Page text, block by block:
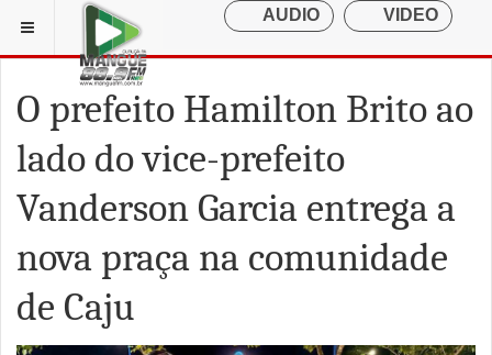
O prefeito Hamilton Brito ao
lado do vice-prefeito
Vanderson Garcia entrega a
nova praça na comunidade
de Caju